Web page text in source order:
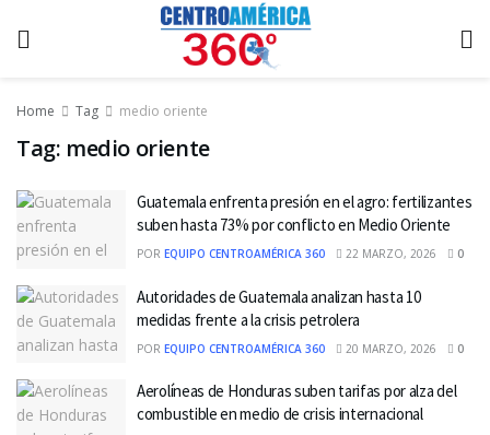
Home Tag medio oriente
Tag: medio oriente
Guatemala enfrenta presión en el agro: fertilizantes
suben hasta 73% por conflicto en Medio Oriente
POR EQUIPO CENTROAMÉRICA 360 22 MARZO, 2026 0
Autoridades de Guatemala analizan hasta 10
medidas frente a la crisis petrolera
POR EQUIPO CENTROAMÉRICA 360 20 MARZO, 2026 0
Aerolíneas de Honduras suben tarifas por alza del
combustible en medio de crisis internacional